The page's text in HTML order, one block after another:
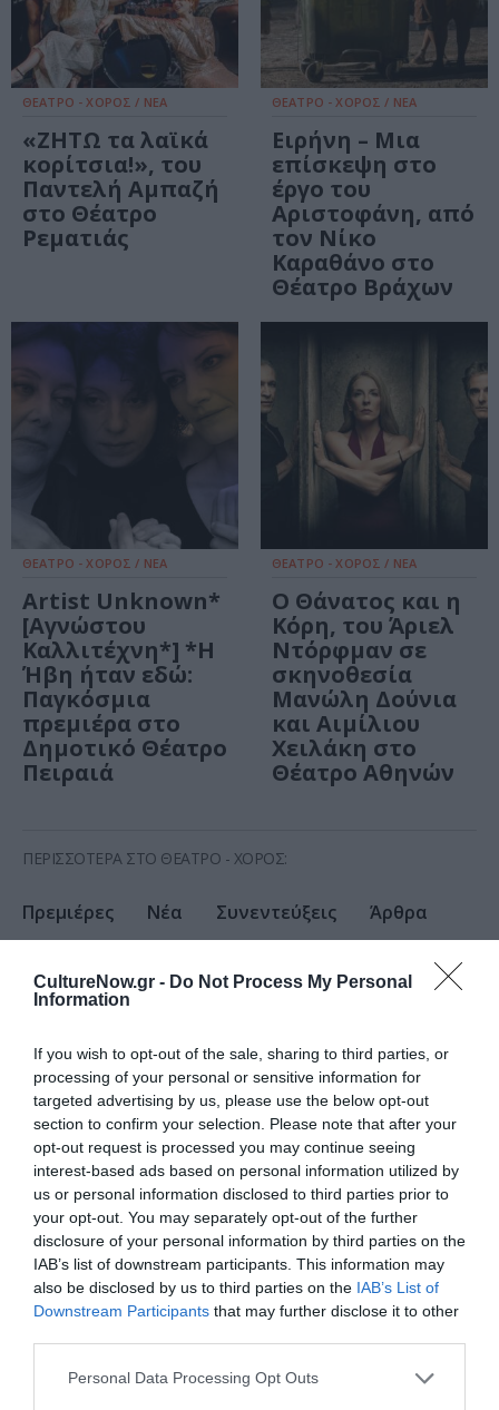
CultureNow.gr - Do Not Process My Personal
Information
If you wish to opt-out of the sale, sharing to third parties, or
processing of your personal or sensitive information for
targeted advertising by us, please use the below opt-out
section to confirm your selection. Please note that after your
opt-out request is processed you may continue seeing
interest-based ads based on personal information utilized by
us or personal information disclosed to third parties prior to
your opt-out. You may separately opt-out of the further
disclosure of your personal information by third parties on the
IAB’s list of downstream participants. This information may
also be disclosed by us to third parties on the IAB’s List of
Downstream Participants that may further disclose it to other
Personal Data Processing Opt Outs
ΘΕΑΤΡΟ - ΧΟΡΟΣ / ΝΕΑ
«ΖΗΤΩ τα λαϊκά
κορίτσια!», του
Παντελή Αμπαζή
στο Θέατρο
Ρεματιάς
ΘΕΑΤΡΟ - ΧΟΡΟΣ / ΝΕΑ
Ειρήνη – Μια
επίσκεψη στο
έργο του
Αριστοφάνη, από
τον Νίκο
Καραθάνο στο
Θέατρο Βράχων
ΘΕΑΤΡΟ - ΧΟΡΟΣ / ΝΕΑ
Artist Unknown*
[Αγνώστου
Καλλιτέχνη*] *Η
Ήβη ήταν εδώ:
Παγκόσμια
πρεμιέρα στο
Δημοτικό Θέατρο
Πειραιά
ΘΕΑΤΡΟ - ΧΟΡΟΣ / ΝΕΑ
Ο Θάνατος και η
Κόρη, του Άριελ
Ντόρφμαν σε
σκηνοθεσία
Μανώλη Δούνια
και Αιμίλιου
Χειλάκη στο
Θέατρο Αθηνών
ΠΕΡΙΣΣΟΤΕΡΑ ΣΤΟ ΘΕΑΤΡΟ - ΧΟΡΟΣ:
Πρεμιέρες Νέα Συνεντεύξεις
Άρθρα
Μην
χάσεις
Φεστιβάλ
Πιο
διαβασμένα
ΝΕΑ28.05.2026 | 19.04
O